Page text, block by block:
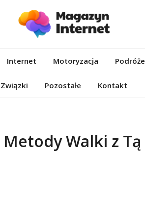
Internet Motoryzacja Podróże
Związki Pozostałe Kontakt
Walki z Tą